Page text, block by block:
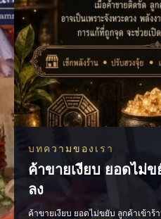
บทความของเรา
ค้าขายเงียบ ยอดไม่
ลง
ค้าขายเงียบ ยอดไม่ขยับ ลูกค้าเข้า